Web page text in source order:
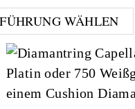
WÄHLEN